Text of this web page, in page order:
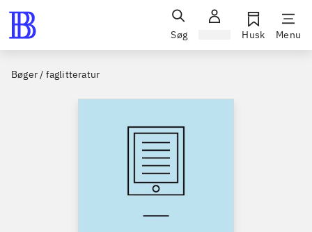
Søg Husk Menu
Bøger / faglitteratur